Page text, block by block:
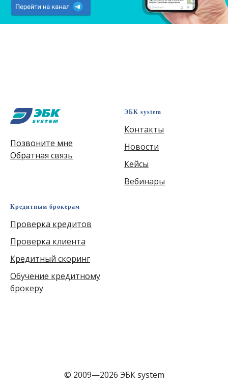
Позвоните мне
Обратная связь
ЭБК system
Контакты
Новости
Кейсы
Вебинары
Кредитным брокерам
Проверка кредитов
Проверка клиента
Кредитный скоринг
Обучение кредитному
брокеру
© 2009—2026 ЭБК system